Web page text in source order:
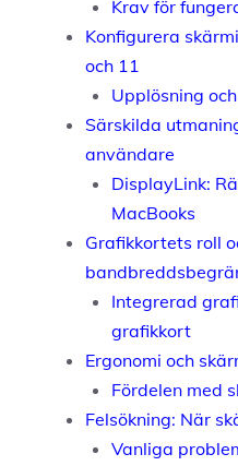
Krav för
Konfigurera
och 11
Upplösning
Särskilda
användare
DisplayLink:
MacBooks
Grafikkortets roll
Integrerad
grafikkort
Ergonomi och
Fördelen med
Felsökning: När
Vanliga